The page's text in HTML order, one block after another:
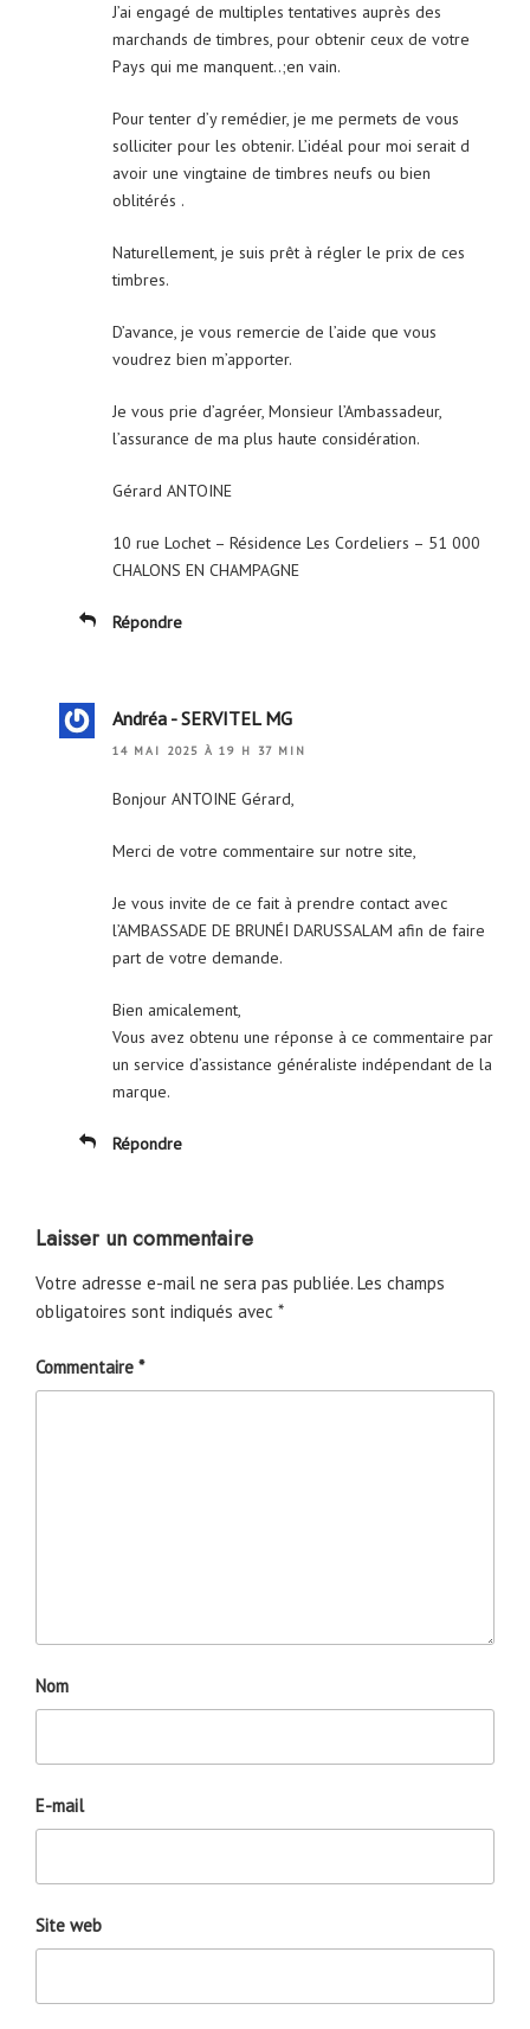
J’ai engagé de multiples tentatives auprès des
marchands de timbres, pour obtenir ceux de votre
Pays qui me manquent..;en vain.
Pour tenter d’y remédier, je me permets de vous
solliciter pour les obtenir. L’idéal pour moi serait d
avoir une vingtaine de timbres neufs ou bien
oblitérés .
Naturellement, je suis prêt à régler le prix de ces
timbres.
D’avance, je vous remercie de l’aide que vous
voudrez bien m’apporter.
Je vous prie d’agréer, Monsieur l’Ambassadeur,
l’assurance de ma plus haute considération.
Gérard ANTOINE
10 rue Lochet – Résidence Les Cordeliers – 51 000
CHALONS EN CHAMPAGNE
Répondre
Andréa - SERVITEL MG
14 MAI 2025 À 19 H 37 MIN
Bonjour ANTOINE Gérard,
Merci de votre commentaire sur notre site,
Je vous invite de ce fait à prendre contact avec
l’AMBASSADE DE BRUNÉI DARUSSALAM afin de faire
part de votre demande.
Bien amicalement,
Vous avez obtenu une réponse à ce commentaire par
un service d’assistance généraliste indépendant de la
marque.
Répondre
Laisser un commentaire
Votre adresse e-mail ne sera pas publiée. Les champs
obligatoires sont indiqués avec *
Commentaire *
Nom
E-mail
Site web